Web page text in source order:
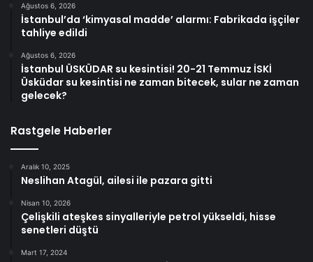
Ağustos 6, 2026
İstanbul’da ‘kimyasal madde’ alarmı: Fabrikada işçiler
tahliye edildi
Ağustos 6, 2026
İstanbul ÜSKÜDAR su kesintisi! 20-21 Temmuz İSKİ
Üsküdar su kesintisi ne zaman bitecek, sular ne zaman
gelecek?
Rastgele Haberler
Aralık 10, 2025
Neslihan Atagül, ailesi ile pazara gitti
Nisan 10, 2026
Çelişkili ateşkes sinyalleriyle petrol yükseldi, hisse
senetleri düştü
Mart 17, 2024